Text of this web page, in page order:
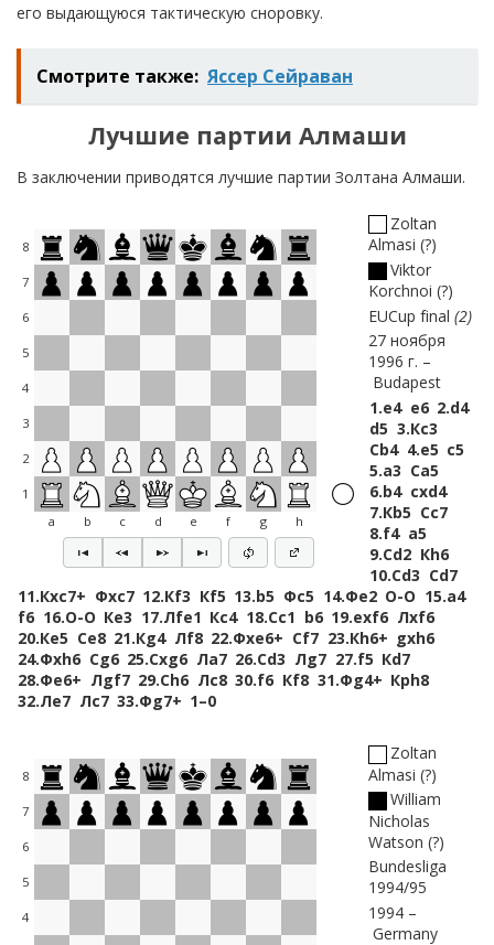
его выдающуюся тактическую сноровку.
Смотрите также: Яссер Сейраван
Лучшие партии Алмаши
В заключении приводятся лучшие партии Золтана Алмаши.
8
7
6
5
4
3
2
1
a
b c d e f g h
Zoltan
Almasi ?
Viktor
Korchnoi ?
EUCup final 2
27 ноября
1996 г.
Budapest
1.e4 e6 2.d4
d5 3.Кc3
Сb4 4.e5 c5
5.a3 Сa5
6.b4 cxd4
7.Кb5 Сc7
8.f4 a5
9.Сd2 Кh6
10.Сd3 Сd7
11.Кxc7+ Фxc7 12.Кf3 Кf5 13.b5 Фc5 14.Фe2 O-O 15.a4
f6 16.O-O Кe3 17.Лfe1 Кc4 18.Сc1 b6 19.exf6 Лxf6
20.Кe5 Сe8 21.Кg4 Лf8 22.Фxe6+ Сf7 23.Кh6+ gxh6
24.Фxh6 Сg6 25.Сxg6 Лa7 26.Сd3 Лg7 27.f5 Кd7
28.Фe6+ Лgf7 29.Сh6 Лc8 30.f6 Кf8 31.Фg4+ Крh8
32.Лe7 Лc7 33.Фg7+ 1–0
8
7
6
5
4
Zoltan
Almasi ?
William
Nicholas
Watson ?
Bundesliga
1994/95
1994
Germany